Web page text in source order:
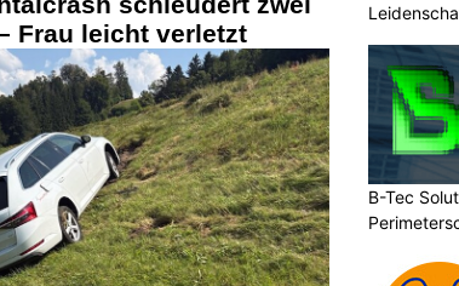
schleudert zwei
Frau leicht verletzt
B-Tec